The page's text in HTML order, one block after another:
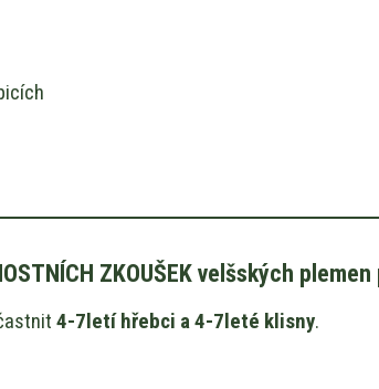
ZKOUŠEK velšských
4-7letí hřebci a 4-7leté klisny.